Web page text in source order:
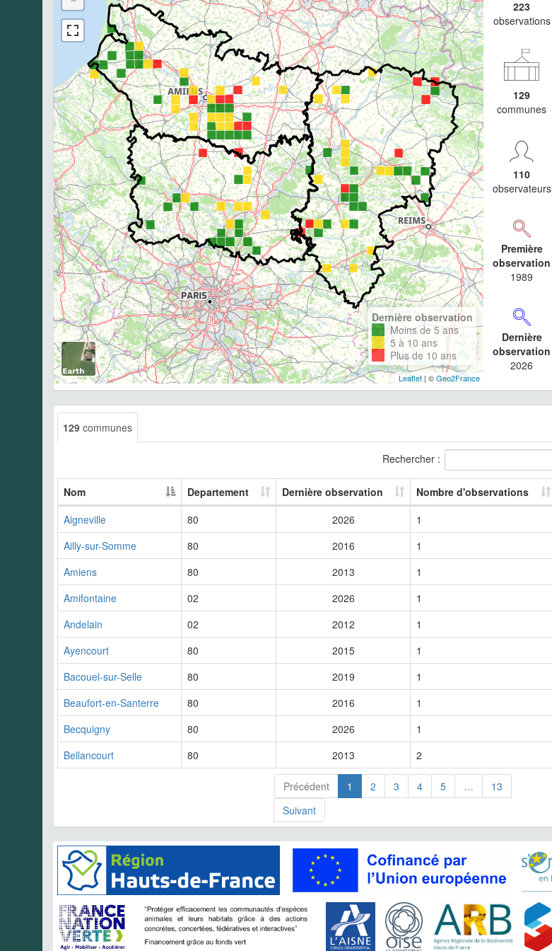
Dernière observation
Moins de 5 ans
5 à 10 ans
Plus de 10 ans
Leaflet| ©Geo2France
223
observations
129
communes
110
observateurs
Première
observation
1989
Dernière
observation
2026
129 communes
Rechercher :
Nom Departement Dernière observation
Nombre d'observations
Aigneville
80 2026
1
Ailly-sur-Somme
80 2016
1
Amiens
80 2013
1
Amifontaine
02 2026
1
Andelain
02 2012
1
Ayencourt
80 2015
1
Bacouel-sur-Selle
80 2019
1
Beaufort-en-Santerre
80 2016
1
Becquigny
80 2026
1
Bellancourt
80 2013 2
Précédent 1 2 3 4 5 …
13
Suivant